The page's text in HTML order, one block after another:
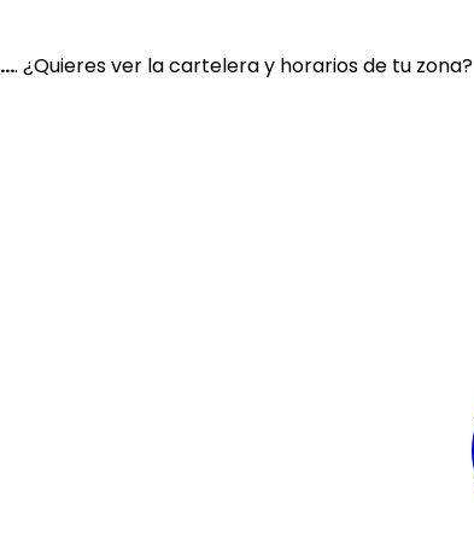
.... ¿Quieres ver la cartelera y horarios de tu zona?